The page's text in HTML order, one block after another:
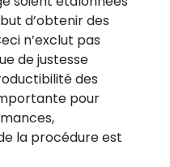
d’obtenir des
n’exclut pas
de justesse
des
pour
la procédure est